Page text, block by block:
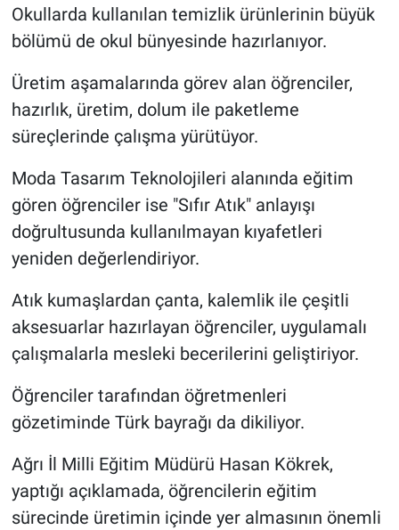
Okullarda kullanılan temizlik ürünlerinin büyük
bölümü de okul bünyesinde hazırlanıyor.
Üretim aşamalarında görev alan öğrenciler,
hazırlık, üretim, dolum ile paketleme
süreçlerinde çalışma yürütüyor.
Moda Tasarım Teknolojileri alanında eğitim
gören öğrenciler ise "Sıfır Atık" anlayışı
doğrultusunda kullanılmayan kıyafetleri
yeniden değerlendiriyor.
Atık kumaşlardan çanta, kalemlik ile çeşitli
aksesuarlar hazırlayan öğrenciler, uygulamalı
çalışmalarla mesleki becerilerini geliştiriyor.
Öğrenciler tarafından öğretmenleri
gözetiminde Türk bayrağı da dikiliyor.
Ağrı İl Milli Eğitim Müdürü Hasan Kökrek,
yaptığı açıklamada, öğrencilerin eğitim
sürecinde üretimin içinde yer almasının önemli